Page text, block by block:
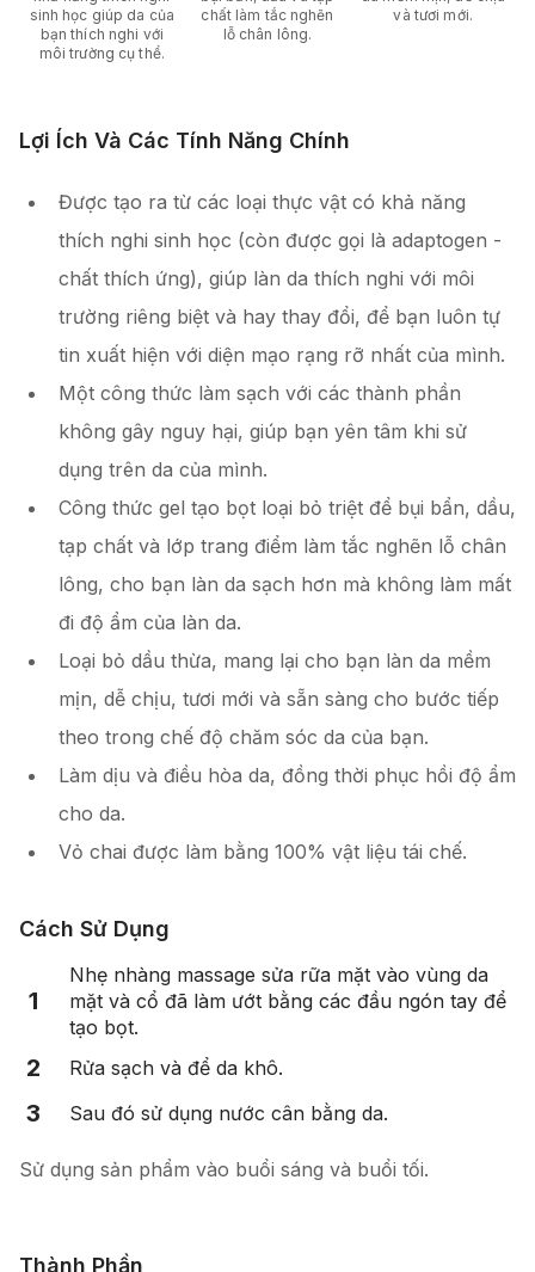
sinh học giúp da của
bạn thích nghi với
môi trường cụ thể.
chất làm tắc nghẽn
lỗ chân lông.
và tươi mới.
Lợi Ích Và Các Tính Năng Chính
Được tạo ra từ các loại thực vật có khả năng
thích nghi sinh học (còn được gọi là adaptogen -
chất thích ứng), giúp làn da thích nghi với môi
trường riêng biệt và hay thay đổi, để bạn luôn tự
tin xuất hiện với diện mạo rạng rỡ nhất của mình.
Một công thức làm sạch với các thành phần
không gây nguy hại, giúp bạn yên tâm khi sử
dụng trên da của mình.
Công thức gel tạo bọt loại bỏ triệt để bụi bẩn, dầu,
tạp chất và lớp trang điểm làm tắc nghẽn lỗ chân
lông, cho bạn làn da sạch hơn mà không làm mất
đi độ ẩm của làn da.
Loại bỏ dầu thừa, mang lại cho bạn làn da mềm
mịn, dễ chịu, tươi mới và sẵn sàng cho bước tiếp
theo trong chế độ chăm sóc da của bạn.
Làm dịu và điều hòa da, đồng thời phục hồi độ ẩm
cho da.
Vỏ chai được làm bằng 100% vật liệu tái chế.
Cách Sử Dụng
1
Nhẹ nhàng massage sửa rữa mặt vào vùng da
mặt và cổ đã làm ướt bằng các đầu ngón tay để
tạo bọt.
2 Rửa sạch và để da khô.
3 Sau đó sử dụng nước cân bằng da.
Sử dụng sản phẩm vào buổi sáng và buổi tối.
Thành Phần